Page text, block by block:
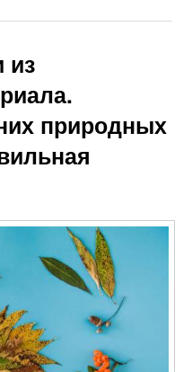
из
природных